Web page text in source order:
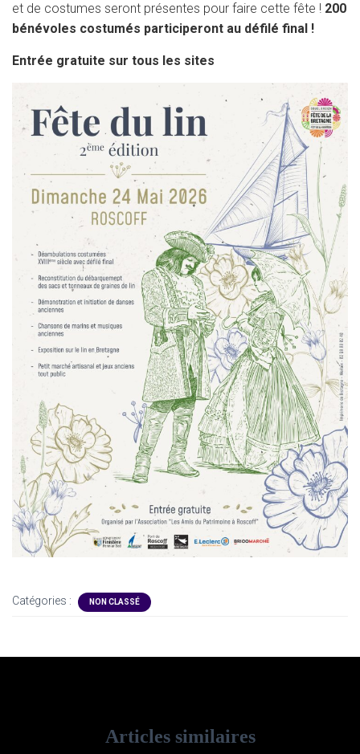
et de costumes seront présentes pour faire cette fête ! 200
bénévoles costumés participeront au défilé final !
Entrée gratuite sur tous les sites
Catégories : NON CLASSÉ
Articles similaires